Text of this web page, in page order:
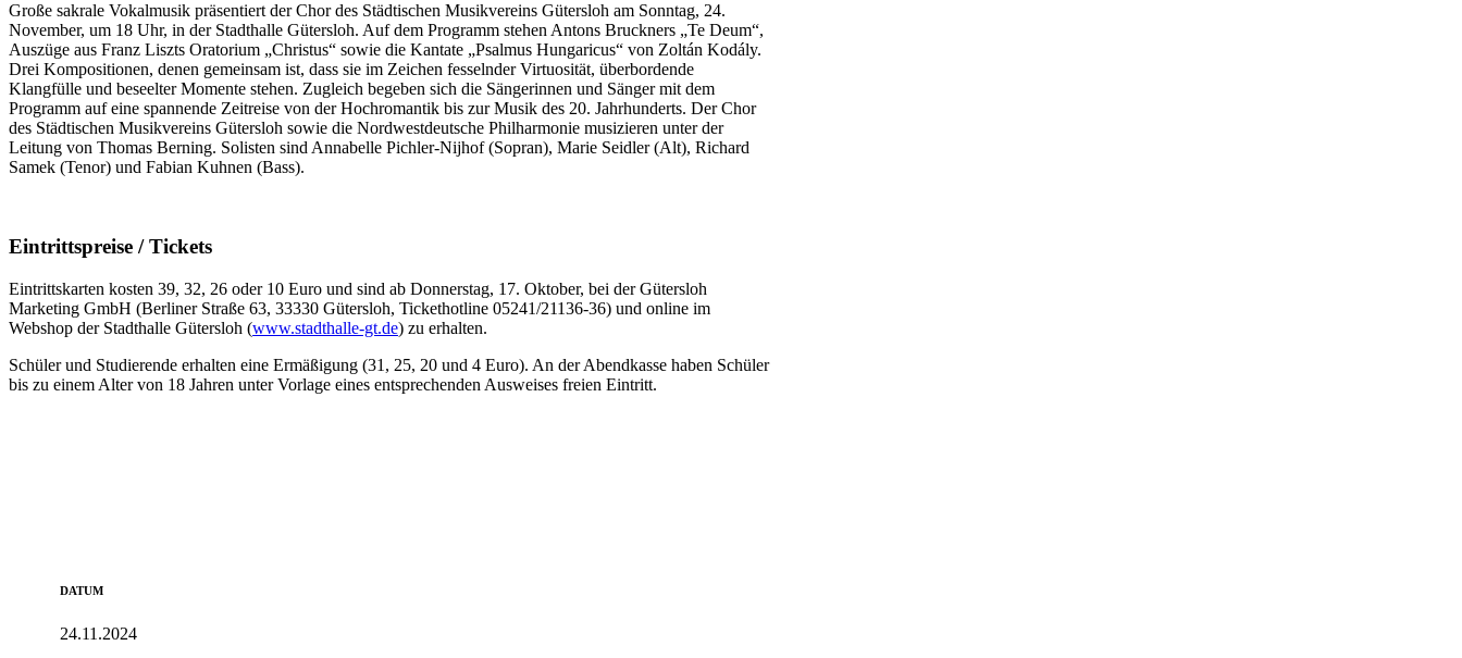
Große sakrale Vokalmusik präsentiert der Chor des Städtischen Musikvereins Gütersloh am Sonntag, 24.
November, um 18 Uhr, in der Stadthalle Gütersloh. Auf dem Programm stehen Antons Bruckners „Te Deum“,
Auszüge aus Franz Liszts Oratorium „Christus“ sowie die Kantate „Psalmus Hungaricus“ von Zoltán Kodály.
Drei Kompositionen, denen gemeinsam ist, dass sie im Zeichen fesselnder Virtuosität, überbordende
Klangfülle und beseelter Momente stehen. Zugleich begeben sich die Sängerinnen und Sänger mit dem
Programm auf eine spannende Zeitreise von der Hochromantik bis zur Musik des 20. Jahrhunderts. Der Chor
des Städtischen Musikvereins Gütersloh sowie die Nordwestdeutsche Philharmonie musizieren unter der
Leitung von Thomas Berning. Solisten sind Annabelle Pichler-Nijhof (Sopran), Marie Seidler (Alt), Richard
Samek (Tenor) und Fabian Kuhnen (Bass).
Eintrittspreise / Tickets
Eintrittskarten kosten 39, 32, 26 oder 10 Euro und sind ab Donnerstag, 17. Oktober, bei der Gütersloh
Marketing GmbH (Berliner Straße 63, 33330 Gütersloh, Tickethotline 05241/21136-36) und online im
Webshop der Stadthalle Gütersloh (www.stadthalle-gt.de) zu erhalten.
Schüler und Studierende erhalten eine Ermäßigung (31, 25, 20 und 4 Euro). An der Abendkasse haben Schüler
bis zu einem Alter von 18 Jahren unter Vorlage eines entsprechenden Ausweises freien Eintritt.
DATUM
24.11.2024